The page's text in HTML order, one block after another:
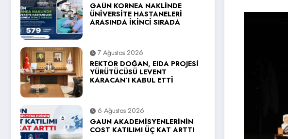
GAÜN KORNEA NAKLİNDE
ÜNİVERSİTE HASTANELERİ
ARASINDA İKİNCİ SIRADA
7 Ağustos 2026
REKTÖR DOĞAN, EIDA PROJESİ
YÜRÜTÜCÜSÜ LEVENT
KARACAN’I KABUL ETTİ
6 Ağustos 2026
GAÜN AKADEMİSYENLERİNİN
COST KATILIMI ÜÇ KAT ARTTI